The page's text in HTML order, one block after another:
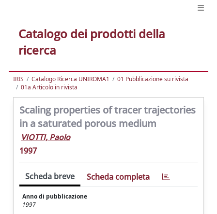
Catalogo dei prodotti della
ricerca
IRIS Catalogo Ricerca UNIROMA1
01 Pubblicazione su rivista
01a Articolo in rivista
Scaling properties of tracer trajectories
in a saturated porous medium
VIOTTI, Paolo
1997
Scheda breve Scheda completa
Anno di pubblicazione
1997